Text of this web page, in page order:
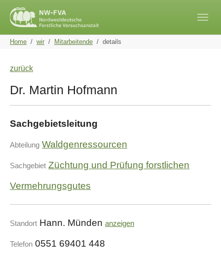
You are here:
Home wir Mitarbeitende details
zurück
Dr. Martin Hofmann
Sachgebietsleitung
Abteilung Waldgenressourcen
Sachgebiet Züchtung und Prüfung forstlichen
Vermehrungsgutes
Standort Hann. Münden anzeigen
Telefon 0551 69401 448